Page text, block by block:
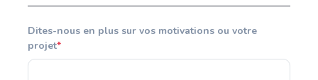
Dites-nous en plus sur vos motivations ou votre
projet*